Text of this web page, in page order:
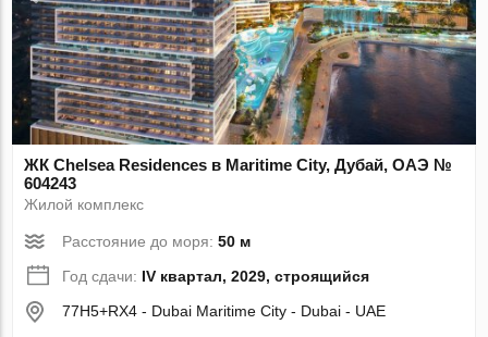
ЖК Chelsea Residences в Maritime City, Дубай, ОАЭ №
604243
Жилой комплекс
Расстояние до моря:50 м
Год сдачи: IV квартал, 2029, строящийся
77H5+RX4 - Dubai Maritime City - Dubai - UAE